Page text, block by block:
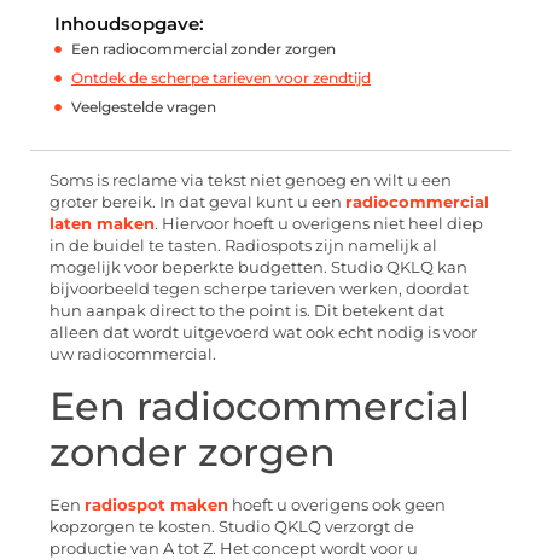
Inhoudsopgave:
Een radiocommercial zonder zorgen
Ontdek de scherpe tarieven voor zendtijd
Veelgestelde vragen
Soms is reclame via tekst niet genoeg en wilt u een
groter bereik. In dat geval kunt u een radiocommercial
laten maken. Hiervoor hoeft u overigens niet heel diep
in de buidel te tasten. Radiospots zijn namelijk al
mogelijk voor beperkte budgetten. Studio QKLQ kan
bijvoorbeeld tegen scherpe tarieven werken, doordat
hun aanpak direct to the point is. Dit betekent dat
alleen dat wordt uitgevoerd wat ook echt nodig is voor
uw radiocommercial.
Een radiocommercial
zonder zorgen
Een radiospot maken hoeft u overigens ook geen
kopzorgen te kosten. Studio QKLQ verzorgt de
productie van A tot Z. Het concept wordt voor u